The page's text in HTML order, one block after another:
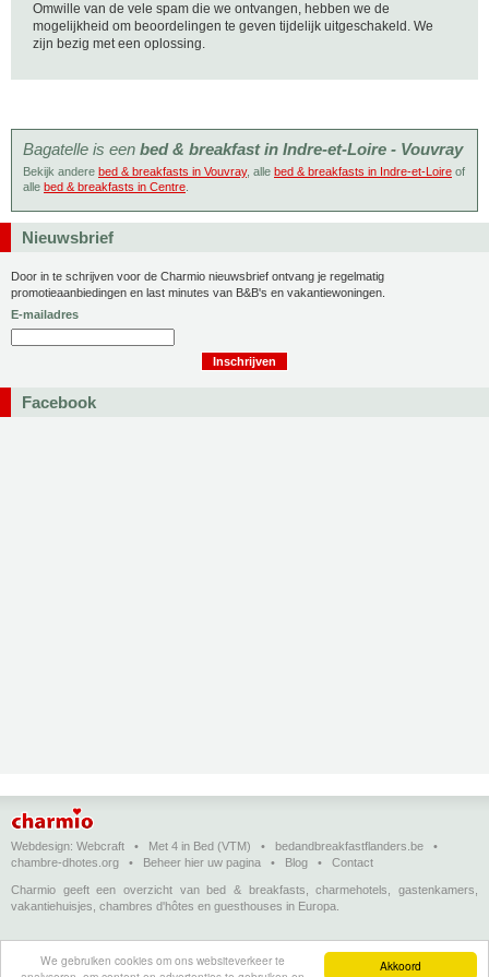
Akkoord
We gebruiken cookies om ons websiteverkeer te
Omwille van de vele spam die we ontvangen, hebben we de
mogelijkheid om beoordelingen te geven tijdelijk uitgeschakeld. We
zijn bezig met een oplossing.
Bagatelle is een bed & breakfast in Indre-et-Loire - Vouvray
Bekijk andere bed & breakfasts in Vouvray, alle bed & breakfasts in Indre-et-Loire of
alle bed & breakfasts in Centre
Nieuwsbrief
Door in te schrijven voor de Charmio nieuwsbrief ontvang je regelmatig
promotieaanbiedingen en last minutes van B&B's en vakantiewoningen.
E-mailadres
Facebook
Webdesign: Webcraft • Met 4 in Bed (VTM) • bedandbreakfastflanders.be •
chambre-dhotes.org • Beheer hier uw pagina • Blog • Contact
Charmio geeft een overzicht van bed & breakfasts, charmehotels, gastenkamers,
vakantiehuisjes, chambres d'hôtes en guesthouses in Europa.
Bed & breakfasts, charmehotels en vakantiehuizen (in het Nederlands)•Chambres
d'hôtes, hôtels de charme et logements de vacances
(en français) •
Bed &